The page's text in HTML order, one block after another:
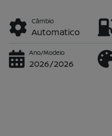
Câmbio
Automatico
Ano/Modelo
2026/2026